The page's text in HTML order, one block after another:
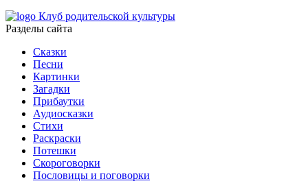
Клуб родительской культуры
Разделы сайта
Сказки
Песни
Картинки
Загадки
Прибаутки
Аудиосказки
Стихи
Раскраски
Потешки
Скороговорки
Пословицы и поговорки